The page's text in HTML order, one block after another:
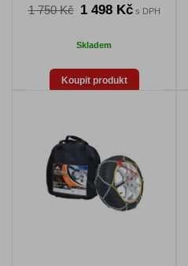
1 750 Kč 1 498 Kčs DPH
Skladem
Koupit produkt